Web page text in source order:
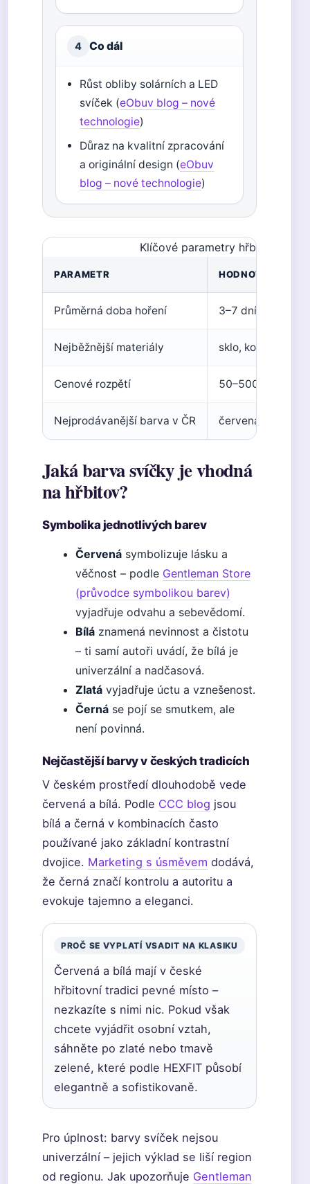
4 Co dál
Růst obliby solárních a LED
svíček (eObuv blog – nové
technologie)
Důraz na kvalitní zpracování
a originální design (eObuv
blog – nové technologie)
Klíčové parametry hřbitovních
PARAMETR HODNOTA
Průměrná doba hoření 3–7 dní (podle
Nejběžnější materiály sklo, kov,
Cenové rozpětí 50–500 Kč za kus
Nejprodávanější barva v ČR červená
Jaká barva svíčky je vhodná
na hřbitov?
Symbolika jednotlivých barev
Červená symbolizuje lásku a
věčnost – podle Gentleman Store
(průvodce symbolikou barev)
vyjadřuje odvahu a sebevědomí.
Bílá znamená nevinnost a čistotu
– ti samí autoři uvádí, že bílá je
univerzální a nadčasová.
Zlatá vyjadřuje úctu a vznešenost.
Černá se pojí se smutkem, ale
není povinná.
Nejčastější barvy v českých tradicích
V českém prostředí dlouhodobě vede
červená a bílá. Podle CCC blog jsou
bílá a černá v kombinacích často
používané jako základní kontrastní
dvojice. Marketing s úsměvem dodává,
že černá značí kontrolu a autoritu a
evokuje tajemno a eleganci.
PROČ SE VYPLATÍ VSADIT NA KLASIKU
Červená a bílá mají v české
hřbitovní tradici pevné místo –
nezkazíte s nimi nic. Pokud však
chcete vyjádřit osobní vztah,
sáhněte po zlaté nebo tmavě
zelené, které podle HEXFIT působí
elegantně a sofistikovaně.
Pro úplnost: barvy svíček nejsou
univerzální – jejich výklad se liší region
od regionu. Jak upozorňuje Gentleman